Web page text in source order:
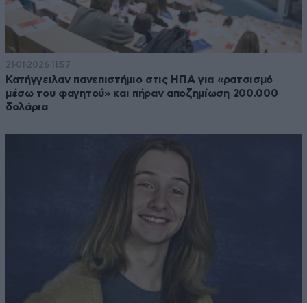
21·01·2026 11:57
Κατήγγειλαν πανεπιστήμιο στις ΗΠΑ για «ρατσισμό
μέσω του φαγητού» και πήραν αποζημίωση 200.000
δολάρια